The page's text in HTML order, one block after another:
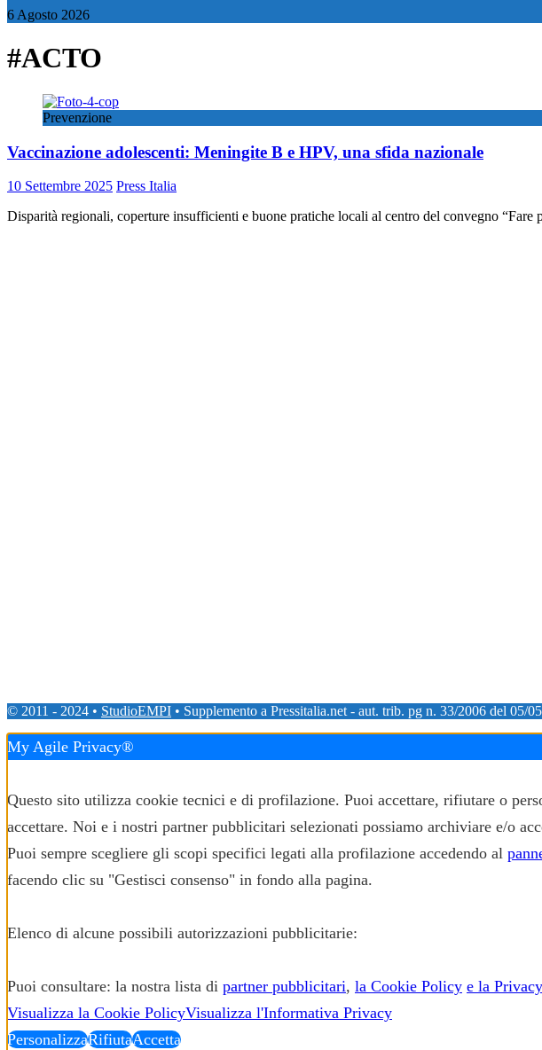
6 Agosto 2026
#ACTO
Prevenzione
Vaccinazione adolescenti: Meningite B e HPV, una sfida nazionale
10 Settembre 2025 Press Italia
Disparità regionali, coperture insufficienti e buone pratiche locali al centro del convegno “Fare
© 2011 - 2024 • StudioEMPI • Supplemento a Pressitalia.net - aut. trib. pg n. 33/2006 del 05/
My Agile Privacy®
Questo sito utilizza cookie tecnici e di profilazione. Puoi accettare, rifiutare o
accettare. Noi e i nostri partner pubblicitari selezionati possiamo archiviare e/o
Puoi sempre scegliere gli scopi specifici legati alla profilazione accedendo al
facendo clic su "Gestisci consenso" in fondo alla pagina.
Elenco di alcune possibili autorizzazioni pubblicitarie:
Puoi consultare: la nostra lista di partner pubblicitari, la Cookie Policy e la
Visualizza la Cookie PolicyVisualizza l'Informativa Privacy
PersonalizzaRifiutaAccetta